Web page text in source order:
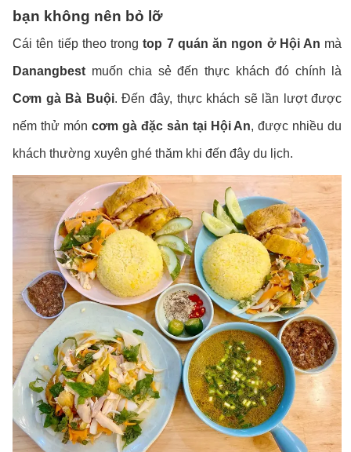
bạn không nên bỏ lỡ
Cái tên tiếp theo trongtop 7 quán ăn ngon ở Hội An mà
Danangbest muốn chia sẻ đến thực khách đó chính là
Cơm gà Bà Buội. Đến đây, thực khách sẽ lần lượt được
nếm thử món cơm gà đặc sản tại Hội An, được nhiều du
khách thường xuyên ghé thăm khi đến đây du lịch.